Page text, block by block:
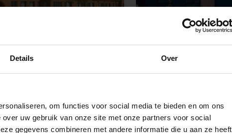
Details Over
om functies voor social media te bieden en om ons
uw gebruik van onze site met onze partners voor social
gegevens combineren met andere informatie die u aan ze heeft
onze projecten